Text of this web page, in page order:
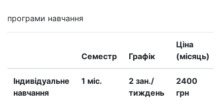
програми навчання
Семестр Графік
Ціна
(місяць)
Iндивідуальне
навчання
1 міс.
2 зан./
тиждень
2400
грн